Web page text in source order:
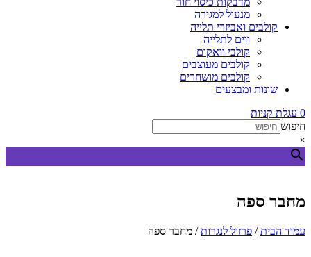
מנעול למגירה
קולבים ואביזרי תלייה
ווים לתלייה
קולבי וואקום
קולבים מעוצבים
קולבים מושחרים
שונות ומבצעים
0 עגלת קניות
חיפוש
×
מחבר ספה
עמוד הבית/ פרזול לנגרות/ מחבר ספה